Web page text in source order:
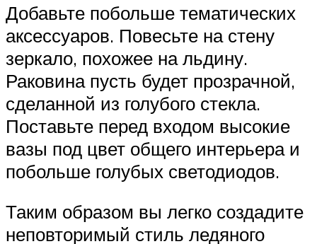
Добавьте побольше тематических
аксессуаров. Повесьте на стену
зеркало, похожее на льдину.
Раковина пусть будет прозрачной,
сделанной из голубого стекла.
Поставьте перед входом высокие
вазы под цвет общего интерьера и
побольше голубых светодиодов.
Таким образом вы легко создадите
неповторимый стиль ледяного